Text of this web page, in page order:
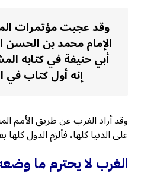
وقد عجبت مؤتمرات
الإمام محمد بن الحسن
أبي حنيفة في كتابه
إنه أول کتاب في
وقد أراد الغرب عن طريق الأمم
على الدنيا كلها، فألزم الدول كلها
الغرب لا يحترم ما